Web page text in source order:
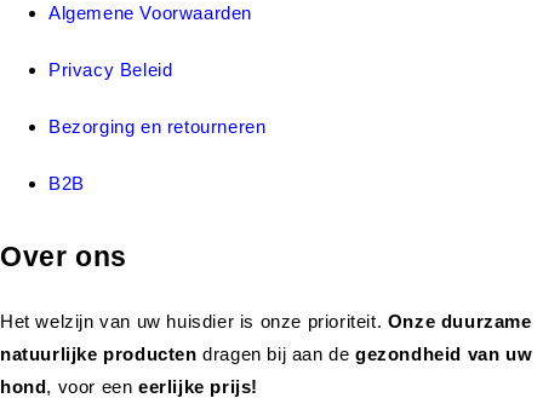
Algemene Voorwaarden
Privacy Beleid
Bezorging en retourneren
B2B
Over ons
Het welzijn van uw huisdier is onze prioriteit. Onze duurzame
natuurlijke productendragen bij aan de gezondheid van uw
hond, voor eeneerlijke prijs!